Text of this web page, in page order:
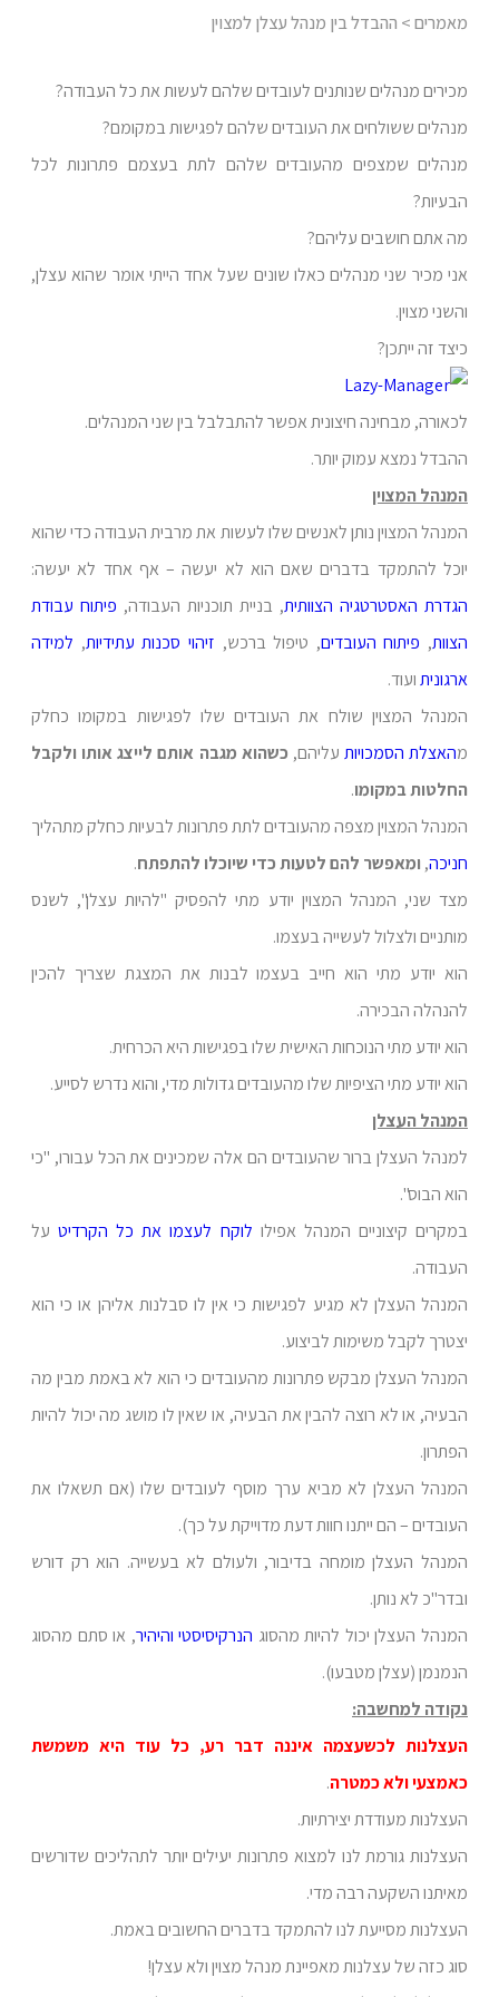
מאמרים> ההבדל בין מנהל עצלן למצוין
מכירים מנהלים שנותנים לעובדים שלהם לעשות את כל העבודה?
מנהלים ששולחים את העובדים שלהם לפגישות במקומם?
מנהלים שמצפים מהעובדים שלהם לתת בעצמם פתרונות לכל
הבעיות?
מה אתם חושבים עליהם?
אני מכיר שני מנהלים כאלו שונים שעל אחד הייתי אומר שהוא עצלן,
והשני מצוין.
כיצד זה ייתכן?
לכאורה, מבחינה חיצונית אפשר להתבלבל בין שני המנהלים.
ההבדל נמצא עמוק יותר.
המנהל המצוין
המנהל המצוין נותן לאנשים שלו לעשות את מרבית העבודה כדי שהוא
יוכל להתמקד בדברים שאם הוא לא יעשה – אף אחד לא יעשה:
הגדרת האסטרטגיה הצוותית, בניית תוכניות העבודה, פיתוח עבודת
הצוות, פיתוח העובדים, טיפול ברכש, זיהוי סכנות עתידיות, למידה
ארגוניתועוד.
המנהל המצוין שולח את העובדים שלו לפגישות במקומו כחלק
מהאצלת הסמכויות עליהם, כשהוא מגבה אותם לייצג אותו ולקבל
החלטות במקומו.
המנהל המצוין מצפה מהעובדים לתת פתרונות לבעיות כחלק מתהליך
חניכה, ומאפשר להם לטעות כדי שיוכלו להתפתח.
מצד שני, המנהל המצוין יודע מתי להפסיק "להיות עצלן", לשנס
מותניים ולצלול לעשייה בעצמו.
הוא יודע מתי הוא חייב בעצמו לבנות את המצגת שצריך להכין
להנהלה הבכירה.
הוא יודע מתי הנוכחות האישית שלו בפגישות היא הכרחית.
הוא יודע מתי הציפיות שלו מהעובדים גדולות מדי, והוא נדרש לסייע.
המנהל העצלן
למנהל העצלן ברור שהעובדים הם אלה שמכינים את הכל עבורו, "כי
הוא הבוס".
במקרים קיצוניים המנהל אפילו לוקח לעצמו את כל הקרדיטעל
העבודה.
המנהל העצלן לא מגיע לפגישות כי אין לו סבלנות אליהן או כי הוא
יצטרך לקבל משימות לביצוע.
המנהל העצלן מבקש פתרונות מהעובדים כי הוא לא באמת מבין מה
הבעיה, או לא רוצה להבין את הבעיה, או שאין לו מושג מה יכול להיות
הפתרון.
המנהל העצלן לא מביא ערך מוסף לעובדים שלו (אם תשאלו את
העובדים – הם ייתנו חוות דעת מדוייקת על כך).
המנהל העצלן מומחה בדיבור, ולעולם לא בעשייה. הוא רק דורש
ובדר"כ לא נותן.
המנהל העצלן יכול להיות מהסוג הנרקיסיסטי והיהיר, או סתם מהסוג
הנמנמן (עצלן מטבעו).
נקודה למחשבה:
העצלנות לכשעצמה איננה דבר רע, כל עוד היא משמשת
כאמצעי ולא כמטרה.
העצלנות מעודדת יצירתיות.
העצלנות גורמת לנו למצוא פתרונות יעילים יותר לתהליכים שדורשים
מאיתנו השקעה רבה מדי.
העצלנות מסייעת לנו להתמקד בדברים החשובים באמת.
סוג כזה של עצלנות מאפיינת מנהל מצוין ולא עצלן!